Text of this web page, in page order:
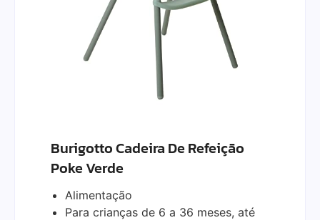
Burigotto Cadeira De Refeição
Poke Verde
Alimentação
Para crianças de 6 a 36 meses, até